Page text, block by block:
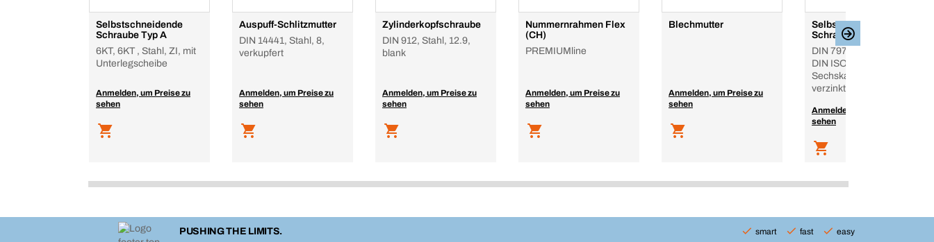
Selbstschneidende
Schraube Typ A
6KT, 6KT , Stahl, ZI, mit
Unterlegscheibe
Anmelden, um Preise zu
sehen
Auspuff-Schlitzmutter
DIN 14441, Stahl, 8,
verkupfert
Anmelden, um Preise zu
sehen
Zylinderkopfschraube
DIN 912, Stahl, 12.9,
blank
Anmelden, um Preise zu
sehen
Nummernrahmen Flex
(CH)
PREMIUMline
Anmelden, um Preise zu
sehen
Blechmutter
Anmelden, um Preise zu
sehen
Selbstschneidende
Schraube
DIN 7976, DIN 1479,
DIN ISO 1479,
Sechskant, Stahl,
verzinkt, Sechskantkopf
Anmelden, um Preise zu
sehen
PUSHING THE LIMITS. smart fast easy